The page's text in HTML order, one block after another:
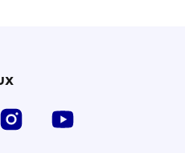
sur LinkedIn
ministère sur Facebook
Le ministère sur